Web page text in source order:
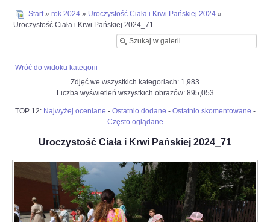
Start» rok 2024 » Uroczystość Ciała i Krwi Pańskiej 2024 »
Uroczystość Ciała i Krwi Pańskiej 2024_71
Wróć do widoku kategorii
Zdjęć we wszystkich kategoriach: 1,983
Liczba wyświetleń wszystkich obrazów: 895,053
TOP 12: Najwyżej oceniane - Ostatnio dodane - Ostatnio skomentowane -
Często oglądane
Uroczystość Ciała i Krwi Pańskiej 2024_71